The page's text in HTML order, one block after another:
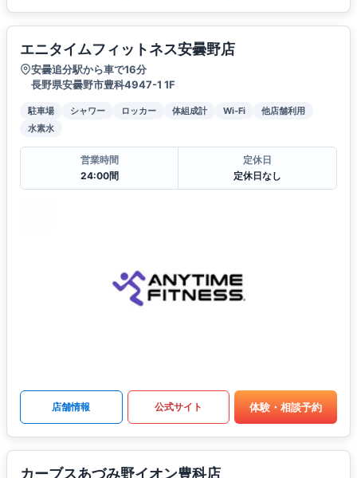
エニタイムフィットネス安曇野店
安曇追分駅から車で16分
長野県安曇野市豊科4947-1 1F
駐車場 シャワー ロッカー 体組成計 Wi-Fi
他店舗利用
水素水
営業時間
24:00間
定休日
定休日なし
店舗情報 公式サイト 体験・相談予約
カーブスあづみ野イオン豊科店